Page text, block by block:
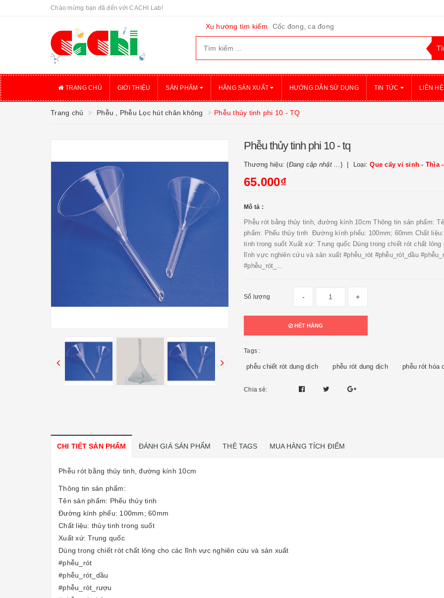
Chào mừng bạn đã đến với CACHI Lab!
Xu hướng tìm kiếm Cốc đong, ca đong
TRANG CHỦ GIỚI THIỆU SẢN PHẨM HÃNG SẢN XUẤT HƯỚNG DẪN SỬ DỤNG TIN TỨC LIÊN HỆ
Trang chủ Phễu , Phễu Lọc hút chân không Phễu thủy tinh phi 10 - TQ
Phễu thủy tinh phi 10 - tq
Thương hiệu: (Đang cập nhật ...) Loại:Que cấy vi sinh - Thìa
65.000₫
Mô tả :
Phễu rót bằng thủy tinh, đường kính 10cm Thông tin sản phẩm:
phẩm: Phểu thủy tinh Đường kính phểu: 100mm; 60mm Chất
tinh trong suốt Xuất xứ: Trung quốc Dùng trong chiết rót chất lỏng
lĩnh vực nghiên cứu và sản xuất #phễu_rót #phễu_rót_dầu
#phễu_rót_...
Số lượng - +
HẾT HÀNG
Tags :
phễu chiết rót dung dịch phễu rót dung dịch phễu rót hóa
Chia sẻ:
CHI TIẾT SẢN PHẨM ĐÁNH GIÁ SẢN PHẨM THẺ TAGS MUA HÀNG TÍCH ĐIỂM
Phễu rót bằng thủy tinh, đường kính 10cm
Thông tin sản phẩm:
Tên sản phẩm: Phểu thủy tinh
Đường kính phểu: 100mm; 60mm
Chất liệu: thủy tinh trong suốt
Xuất xứ: Trung quốc
Dùng trong chiết rót chất lỏng cho các lĩnh vực nghiên cứu và sản xuất
#phễu_rót
#phễu_rót_dầu
#phễu_rót_rượu